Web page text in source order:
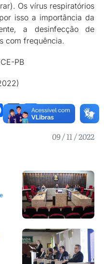
Os vírus respiratórios
isso a importância da
a desinfecção de
com frequência.
PB
Facebook
X Share
09 / 11 / 2022